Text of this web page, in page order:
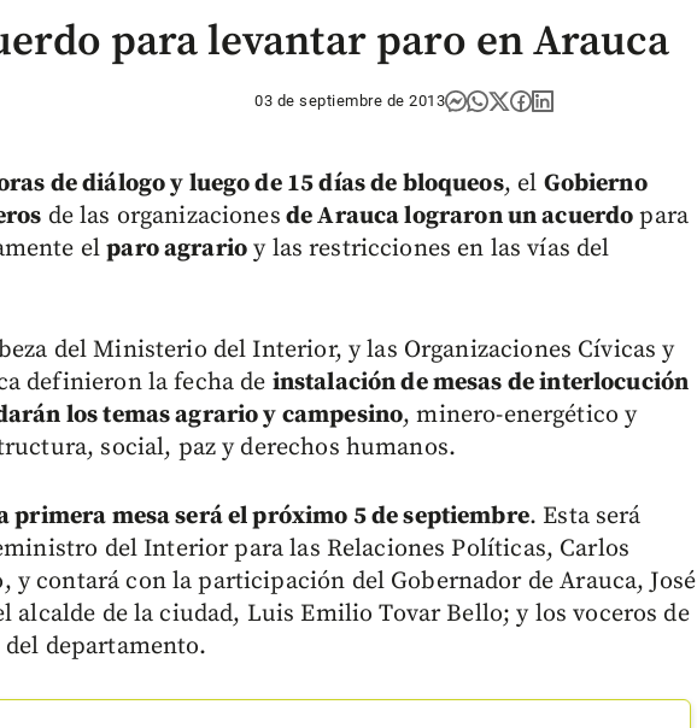
para levantar paro en Arauca
03 de septiembre de 2013
de diálogo y luego de 15 días de bloqueos, el Gobierno
de las organizaciones de Arauca lograron un acuerdo para
elparo agrario y las restricciones en las vías del
del Ministerio del Interior, y las Organizaciones Cívicas y
definieron la fecha de instalación de mesas de interlocución
los temas agrario y campesino, minero-energético y
social, paz y derechos humanos.
primera mesa será el próximo 5 de septiembre. Esta será
del Interior para las Relaciones Políticas, Carlos
y contará con la participación del Gobernador de Arauca, José
alcalde de la ciudad, Luis Emilio Tovar Bello; y los voceros de
departamento.